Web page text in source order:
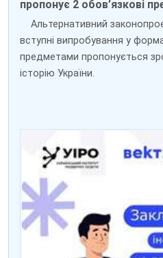
пропонує 2 обов’язкові
Альтернативний
вступні випробування у
предметами пропонується
історію України.